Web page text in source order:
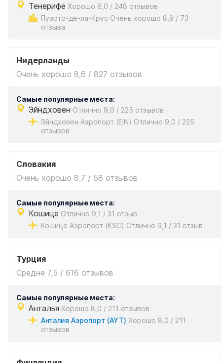
Тенерифе Хорошо 8,0 / 248 отзывов
Пуэрто-де-ла-Крус Очень хорошо 8,9 / 73
отзыва
Нидерланды
Очень хорошо 8,6 / 827 отзывов
Самые популярные места:
Эйндховен Отлично 9,0 / 225 отзывов
Эйндховен Аэропорт (EIN) Отлично 9,0 / 225
отзывов
Словакия
Очень хорошо 8,7 / 58 отзывов
Самые популярные места:
Кошице Отлично 9,1 / 31 отзыв
Кошице Аэропорт (KSC) Отлично 9,1 / 31 отзыв
Турция
Средне 7,5 / 616 отзывов
Самые популярные места:
Анталья Хорошо 8,0 / 211 отзывов
Анталия Аэропорт (AYT) Хорошо 8,0 / 211
отзывов